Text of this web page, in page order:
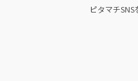
ピタマチSNS